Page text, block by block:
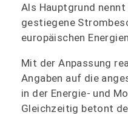
Als Hauptgrund
gestiegene
europäischen
Mit der Anpassung
Angaben auf die
in der Energie- und
Gleichzeitig betont